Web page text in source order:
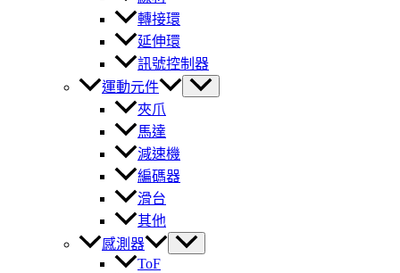
轉接環
延伸環
訊號控制器
運動元件
夾爪
馬達
減速機
編碼器
滑台
其他
感測器
ToF